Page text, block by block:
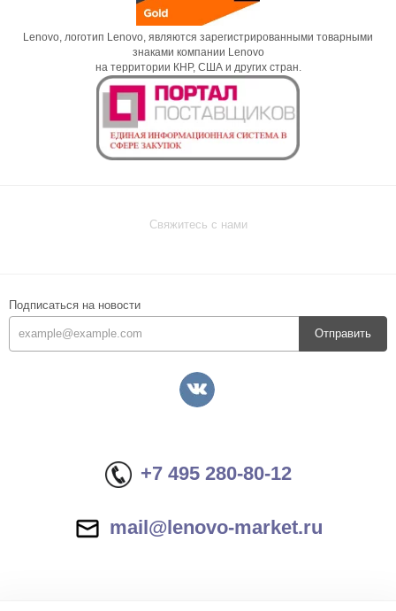
Lenovo, логотип Lenovo, являются зарегистрированными товарными
знаками компании Lenovo
на территории КНР, США и других стран.
Свяжитесь с нами
Подписаться на новости
Отправить
+7 495 280-80-12
mail@lenovo-market.ru